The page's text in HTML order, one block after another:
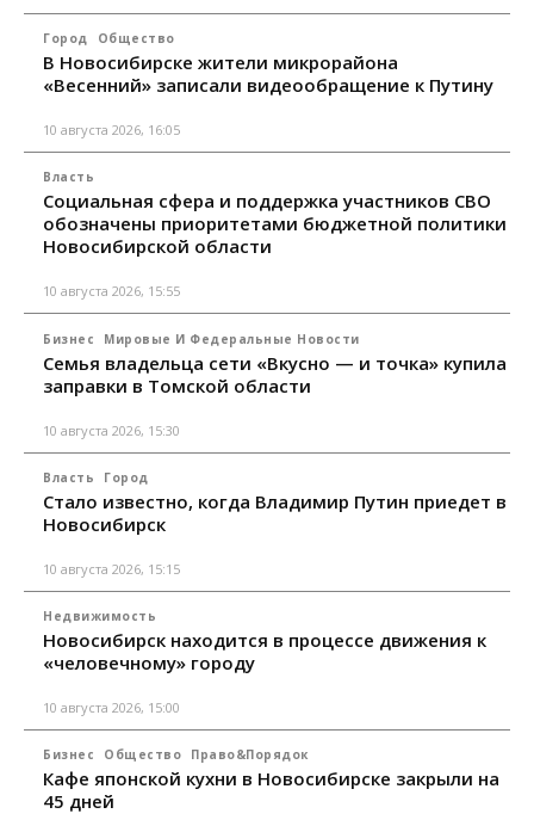
Город Общество
В Новосибирске жители микрорайона
«Весенний» записали видеообращение к Путину
10 августа 2026, 16:05
Власть
Социальная сфера и поддержка участников СВО
обозначены приоритетами бюджетной политики
Новосибирской области
10 августа 2026, 15:55
Бизнес Мировые И Федеральные Новости
Семья владельца сети «Вкусно — и точка» купила
заправки в Томской области
10 августа 2026, 15:30
Власть Город
Стало известно, когда Владимир Путин приедет в
Новосибирск
10 августа 2026, 15:15
Недвижимость
Новосибирск находится в процессе движения к
«человечному» городу
10 августа 2026, 15:00
Бизнес Общество Право&Порядок
Кафе японской кухни в Новосибирске закрыли на
45 дней